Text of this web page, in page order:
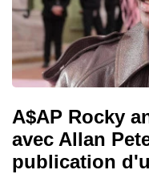
A$AP Rocky
avec Allan
publication